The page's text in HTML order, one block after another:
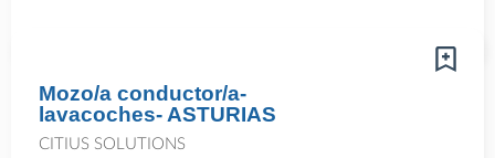
Mozo/a conductor/a-
lavacoches- ASTURIAS
CITIUS SOLUTIONS